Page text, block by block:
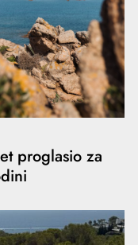
proglasio za